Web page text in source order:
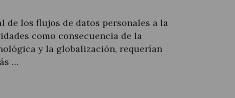
de los flujos de datos personales a la
como consecuencia de la
y la globalización, requerían
…